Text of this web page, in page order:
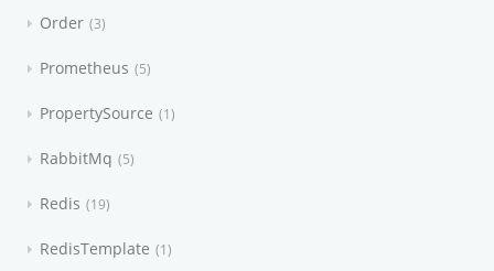
Order 3
Prometheus 5
PropertySource 1
RabbitMq 5
Redis 19
RedisTemplate 1